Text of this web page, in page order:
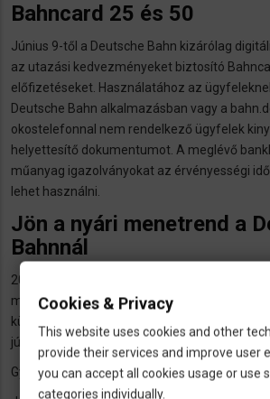
Bahncard 25 és 50
Június 9-től a Deutsche Bahn kizárólag
az utazási kedvezményeket biztosító
előfizetéseket. Használatához az
Deutsche Bahn alkalmazásban vagy a
okostelefonnal nem rendelkező ügyfelek
helyettesítő dokumentumot. A meglévő
műanyag igazolványokat az érvényességi
lehet használni.
Jön a nyári menetrend a
Bahnnál
2024. június 9-én a Deutsche Bahn átáll a téli
menetrendre, amely 2024. december
különböző összeköttetések néhány apró
júliustól lesznek nagyobb változások.
Gyorsabban megszerezhető lesz a német
Cookies & Privacy
This website uses cookies and other
provide their services and improve user
you can accept all cookies usage or use
categories individually.